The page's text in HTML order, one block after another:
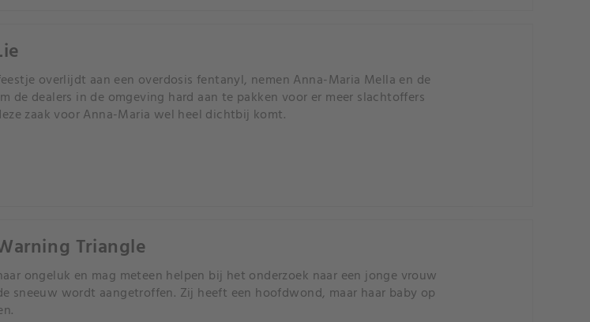
overlijdt aan een overdosis fentanyl, nemen Anna-Maria Mella en de
de dealers in de omgeving hard aan te pakken voor er meer slachtoffers
zaak voor Anna-Maria wel heel dichtbij komt.
Triangle
ongeluk en mag meteen helpen bij het onderzoek naar een jonge vrouw
sneeuw wordt aangetroffen. Zij heeft een hoofdwond, maar haar baby op